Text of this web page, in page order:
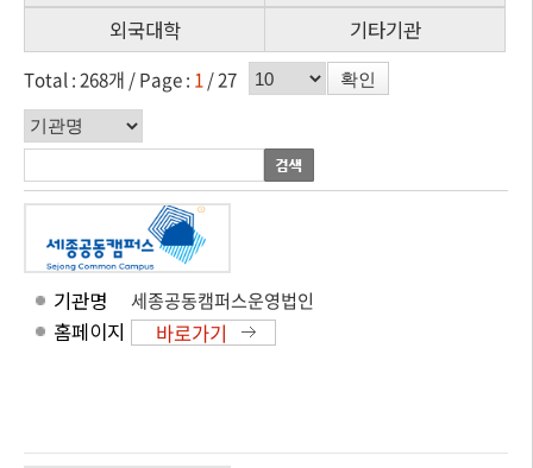
외국대학
기타기관
Total : 268개 /Page : 1/ 27 페이지수 선택
확인
분류기준
기관명 세종공동캠퍼스운영법인
홈페이지 바로가기